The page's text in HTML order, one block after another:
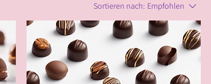
Sortieren nach: Empfohlen